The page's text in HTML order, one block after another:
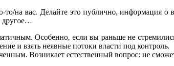
то/на вас. Делайте это публично,
другое…
Особенно, если вы раньше не
и взять неявные потоки власти под контроль.
Возникает естественный вопрос: не